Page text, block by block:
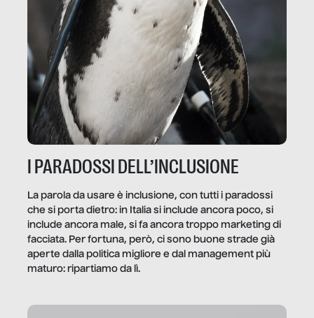
I PARADOSSI DELL’INCLUSIONE
La parola da usare è inclusione, con tutti i paradossi
che si porta dietro: in Italia si include ancora poco, si
include ancora male, si fa ancora troppo marketing di
facciata. Per fortuna, però, ci sono buone strade già
aperte dalla politica migliore e dal management più
maturo: ripartiamo da lì.